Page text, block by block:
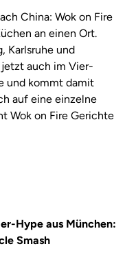
China: Wok on Fire
an einen Ort.
Karlsruhe und
auch im Vier-
und kommt damit
auf eine einzelne
Wok on Fire Gerichte
Hype aus München:
Smash